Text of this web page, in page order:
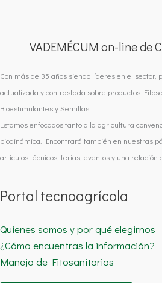
VADEMÉCUM on-line de
Con más de 35 años siendo líderes en el sector,
actualizada y contrastada sobre productos
Bioestimulantes y Semillas.
Estamos enfocados tanto a la agricultura
biodinámica. Encontrará también en nuestras
artículos técnicos, ferias, eventos y una relación
Portal tecnoagrícola
Quienes somos y por qué elegirnos
¿Cómo encuentras la información?
Manejo de Fitosanitarios